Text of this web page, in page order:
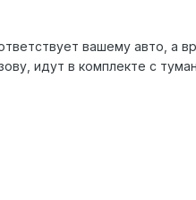
вашему авто, а
идут в комплекте с